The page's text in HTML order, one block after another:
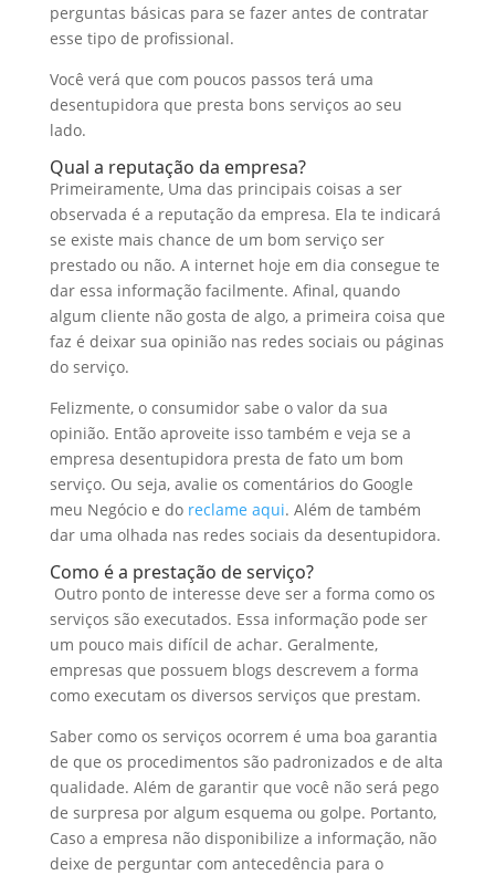
perguntas básicas para se fazer antes de contratar
esse tipo de profissional.
Você verá que com poucos passos terá uma
desentupidora que presta bons serviços ao seu
lado.
Qual a reputação da empresa?
Primeiramente, Uma das principais coisas a ser
observada é a reputação da empresa. Ela te indicará
se existe mais chance de um bom serviço ser
prestado ou não. A internet hoje em dia consegue te
dar essa informação facilmente. Afinal, quando
algum cliente não gosta de algo, a primeira coisa que
faz é deixar sua opinião nas redes sociais ou páginas
do serviço.
Felizmente, o consumidor sabe o valor da sua
opinião. Então aproveite isso também e veja se a
empresa desentupidora presta de fato um bom
serviço. Ou seja, avalie os comentários do Google
meu Negócio e doreclame aqui. Além de também
dar uma olhada nas redes sociais da desentupidora.
Como é a prestação de serviço?
Outro ponto de interesse deve ser a forma como os
serviços são executados. Essa informação pode ser
um pouco mais difícil de achar. Geralmente,
empresas que possuem blogs descrevem a forma
como executam os diversos serviços que prestam.
Saber como os serviços ocorrem é uma boa garantia
de que os procedimentos são padronizados e de alta
qualidade. Além de garantir que você não será pego
de surpresa por algum esquema ou golpe. Portanto,
Caso a empresa não disponibilize a informação, não
deixe de perguntar com antecedência para o